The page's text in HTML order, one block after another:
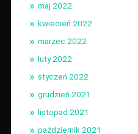
maj 2022
kwiecień 2022
marzec 2022
luty 2022
styczeń 2022
grudzień 2021
listopad 2021
październik 2021